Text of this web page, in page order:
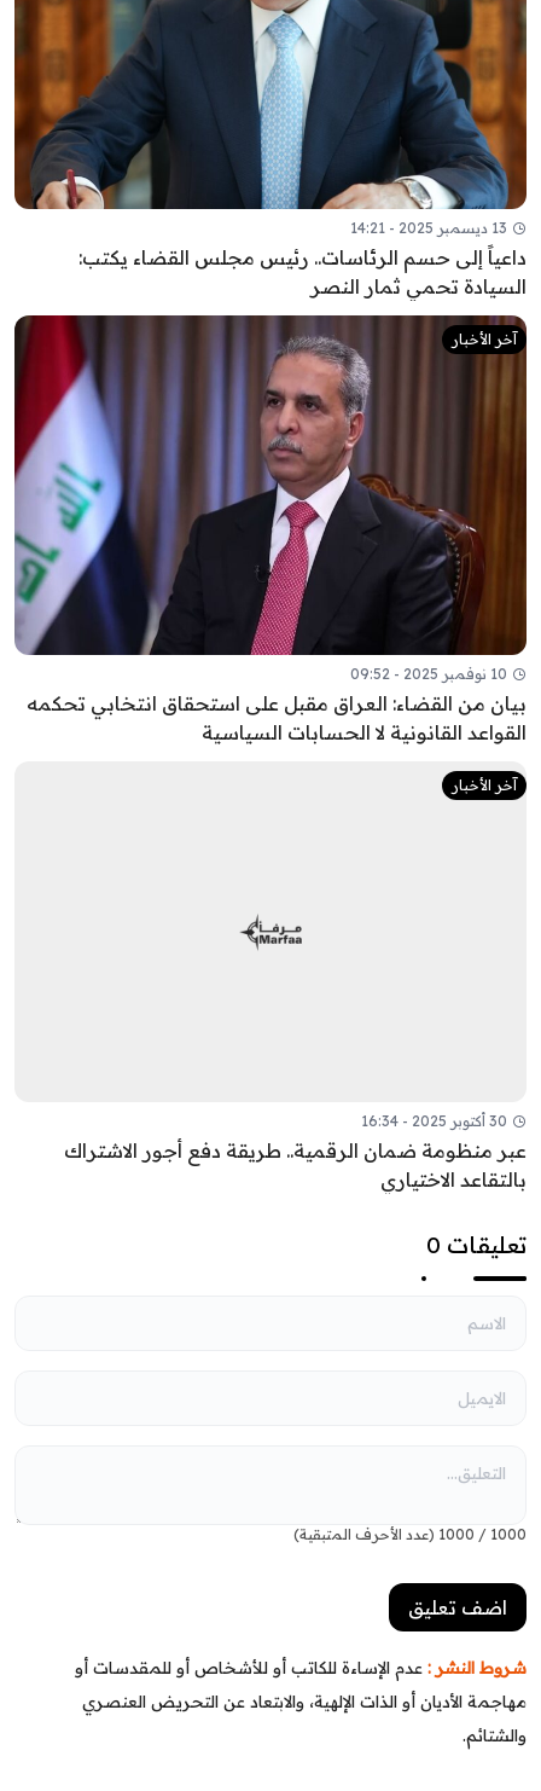
13 ديسمبر 2025 - 14:21
داعياً إلى حسم الرئاسات.. رئيس مجلس القضاء يكتب:
السيادة تحمي ثمار النصر
آخر الأخبار
10 نوفمبر 2025 - 09:52
بيان من القضاء: العراق مقبل على استحقاق انتخابي تحكمه
القواعد القانونية لا الحسابات السياسية
آخر الأخبار
30 أكتوبر 2025 - 16:34
عبر منظومة ضمان الرقمية.. طريقة دفع أجور الاشتراك
بالتقاعد الاختياري
تعليقات 0
1000
/
1000 (عدد الأحرف المتبقية)
شروط النشر : عدم الإساءة للكاتب أو للأشخاص أو للمقدسات أو
مهاجمة الأديان أو الذات الإلهية، والابتعاد عن التحريض العنصري
والشتائم.